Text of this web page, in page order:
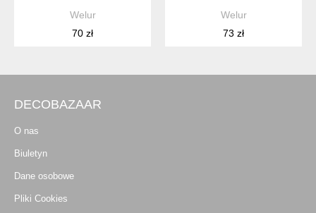
Welur
70 zł
Welur
73 zł
DECOBAZAAR
O nas
Biuletyn
Dane osobowe
Pliki Cookies